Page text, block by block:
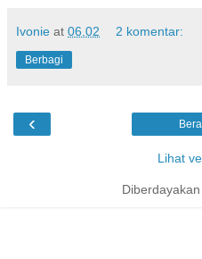
Ivonie at 06.02 2 komentar:
Berbagi
‹
Lihat